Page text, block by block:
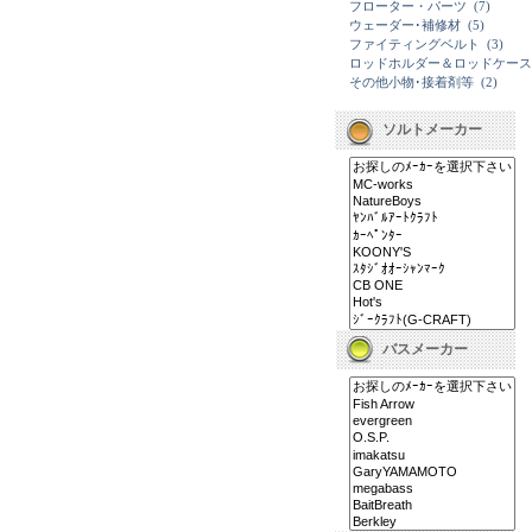
フローター・パーツ (7)
ウェーダー･補修材 (5)
ファイティングベルト
(3)
ロッドホルダー＆ロッドケース
その他小物･接着剤等 (2)
ソルトメーカー
バスメーカー